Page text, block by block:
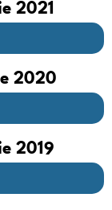
2021
2020
2019